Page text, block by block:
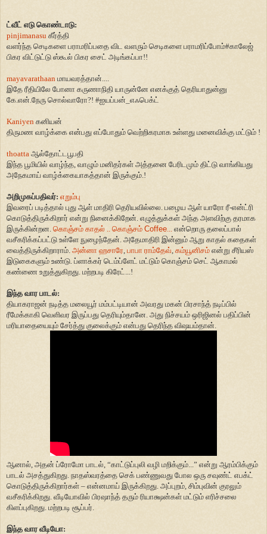
ட்வீட் எடு கொண்டாடு:
pinjimanasu கீர்த்தி
வளர்ந்த செடிகளை பராமரிப்பதை விட வளரும் செடிகளை பராமரிப்போம்#காலேஜ்
பிகர விட்டுட்டு ஸ்கூல் பிகர சைட் அடிங்கப்பா!!
mayavarathaan மாயவரத்தான்....
இதே ரீதியிலே போனா கருணாநிதி யாருன்னே எனக்குத் தெரியாதுன்னு
கே.என்.நேரு சொல்வாரோ?! #ஐயப்பன் எஃபெக்ட்
Kaniyen கனியன்
திருமண வாழ்க்கை என்பது எப்போதும் வெற்றிகரமாக உள்ளது மனைவிக்கு மட்டும் !
thoatta ஆல்தோட்டபூபதி
இந்த பூமியில் வாழ்ந்த வாழும் மனிதர்கள் அத்தனை பேரிடமும் திட்டு வாங்கியது
அநேகமாய் வாழ்க்கையாகத்தான் இருக்கும்.!
அறிமுகப்பதிவர்: எறும்பு
இவரைப் படித்தால் புது ஆள் மாதிரி தெரியவில்லை. பழைய ஆள் யாரோ ரீ-என்ட்ரி
கொடுத்திருக்கிறார் என்று நினைக்கிறேன். எழுத்துக்கள் அந்த அளவிற்கு தரமாக
இருக்கின்றன. கொஞ்சம் காதல் .. கொஞ்சம் Coffee
என்றொரு தலைப்பால்
வசீகரிக்கப்பட்டு உள்ளே நுழைந்தேன். அதேமாதிரி இன்னும் ஆறு காதல் கதைகள்
வைத்திருக்கிறாராம். அன்னா ஹசாரே பாபா ராம்தேவ் கம்யூனிசம் என்று சீரியஸ்
இடுகைகளும் உண்டு. ப்ளாக்கர் டெம்ப்ளேட் மட்டும் கொஞ்சம் செட் ஆகாமல்
கண்ணை உறுத்துகிறது. மற்றபடி கிரேட்...!
இந்த வார பாடல்:
தியாகராஜன் நடித்த மலையூர் மம்பட்டியான் அவரது மகன் பிரசாந்த் நடிப்பில்
ரீமேக்காகி வெளிவர இருப்பது தெரியும்தானே. அது நிச்சயம் ஒரிஜினல் பதிப்பின்
மரியாதையையும் சேர்த்து குலைக்கும் என்பது தெரிந்த விஷயம்தான்.
ஆனால், அதன் ப்ரோமோ பாடல், “காட்டுப்புலி வழி மறிக்கும்...” என்று ஆரம்பிக்கும்
பாடல் அசத்துகிறது. நாதஸ்வரத்தை செக் பண்ணுவது போல ஒரு சவுண்ட் எபக்ட்
கொடுத்திருக்கிறார்கள் – என்னமாய் இருக்கிறது. அப்புறம், சிம்புவின் குரலும்
வசீகரிக்கிறது. வீடியோவில் பிரஷாந்த் தரும் ரியாக்ஷன்கள் மட்டும் எரிச்சலை
கிளப்புகிறது. மற்றபடி சூப்பர்.
இந்த வார வீடியோ: